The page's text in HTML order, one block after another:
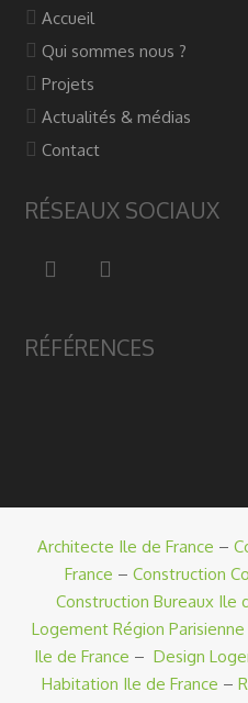
Accueil
Qui sommes nous ?
Projets
Actualités & médias
Contact
RÉSEAUX SOCIAUX
RÉFÉRENCES
Architecte Ile de France –
France – Construction
Construction Bureaux Ile
Logement Région Parisienne
Ile de France – Design
Habitation Ile de France –